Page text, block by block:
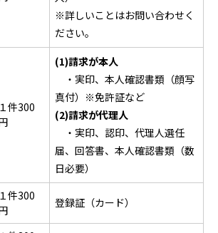
※詳しいことはお問い合わせく
ださい。
１件300
(1)請求が本人
・実印、本人確認書類（顔写
真付）※免許証など
(2)請求が代理人
・実印、認印、代理人選任
届、回答書、本人確認書類（数
日必要）
１件300
登録証（カード）